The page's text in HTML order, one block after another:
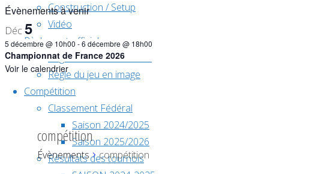
Construction / Setup
Vidéo
Règlement officiel
Règlement F9A – Traduit
Règle du jeu en image
Compétition
Classement Fédéral
Saison 2024/2025
Saison 2025/2026
Résultats des tournois
Évènements à venir
Déc 5
5 décembre @ 10h00 -6 décembre @ 18h00
Championnat de France 2026
Voir le calendrier
compétition
Évènements compétition